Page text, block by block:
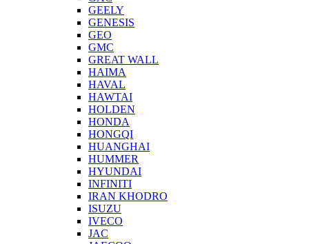
GEELY
GENESIS
GEO
GMC
GREAT WALL
HAIMA
HAVAL
HAWTAI
HOLDEN
HONDA
HONGQI
HUANGHAI
HUMMER
HYUNDAI
INFINITI
IRAN KHODRO
ISUZU
IVECO
JAC